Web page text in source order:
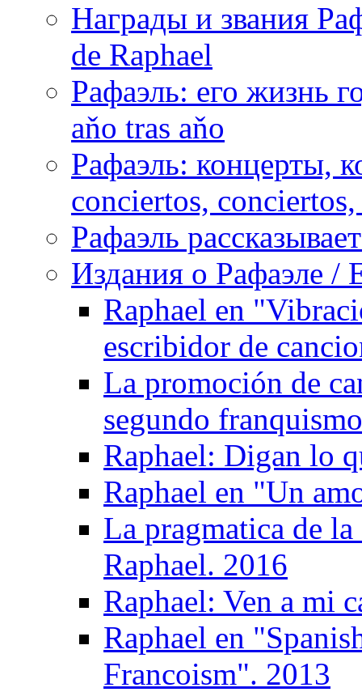
Награды и звания
de Raphael
Рафаэль: его жизнь
aňo tras aňo
Рафаэль: концерты,
conciertos,
Рафаэль
Издания о Рафаэле /
Raphael en
escribidor de
La promoción de
segundo
Raphael: Digan lo
Raphael en "Un
La pragmatica de
Raphael. 2016
Raphael: Ven a mi
Raphael en
Francoism". 2013